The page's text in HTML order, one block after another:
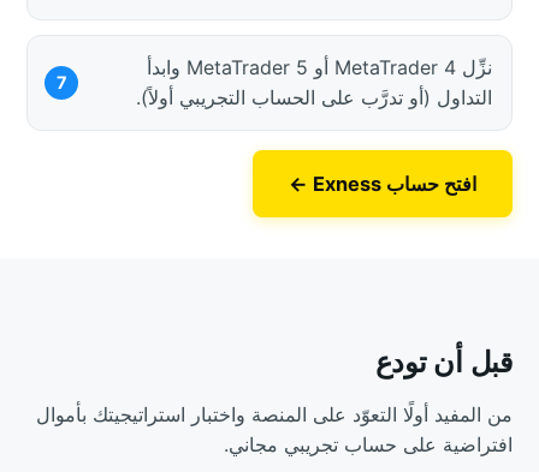
نزِّل MetaTrader 4 أو MetaTrader 5 وابدأ
التداول (أو تدرَّب على الحساب التجريبي أولاً).
افتح حساب Exness ←
قبل أن تودع
من المفيد أولًا التعوّد على المنصة واختبار استراتيجيتك بأموال
افتراضية على حساب تجريبي مجاني.